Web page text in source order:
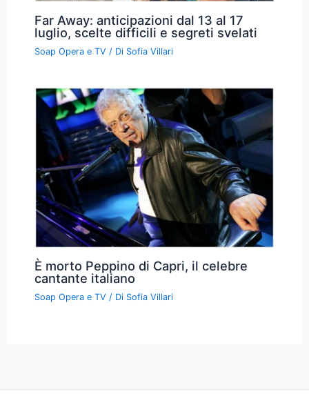
Far Away: anticipazioni dal 13 al 17
luglio, scelte difficili e segreti svelati
Soap Opera e TV / Di Sofia Villari
È morto Peppino di Capri, il celebre
cantante italiano
Soap Opera e TV / Di Sofia Villari